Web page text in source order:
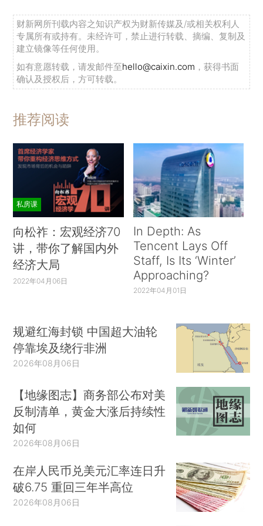
财新网所刊载内容之知识产权为财新传媒及/或相关权利人
专属所有或持有。未经许可，禁止进行转载、摘编、复制及
建立镜像等任何使用。
如有意愿转载，请发邮件至hello@caixin.com ，获得书面
确认及授权后，方可转载。
推荐阅读
私房课
向松祚：宏观经济70
讲，带你了解国内外
经济大局
2022年04月06日
In Depth: As
Tencent Lays Off
Staff, Is Its ‘Winter’
Approaching?
2022年04月01日
规避红海封锁 中国超大油轮
停靠埃及绕行非洲
2026年08月06日
【地缘图志】商务部公布对美
反制清单，黄金大涨后持续性
如何
2026年08月06日
在岸人民币兑美元汇率连日升
破6.75 重回三年半高位
2026年08月06日